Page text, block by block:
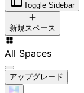
Toggle Sidebar
新規スペース
All Spaces
アップグレード